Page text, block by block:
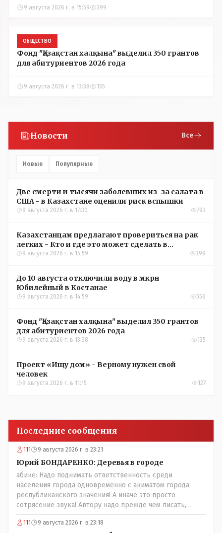
9 августа 2026 г. в 15:59 399
ОБЩЕСТВО
Фонд "Қазақстан халқына" выделил 350 грантов
для абитуриентов 2026 года
9 августа 2026 г. в 13:38 135
Новости Все
Новые Популярные
Две смерти и тысячи заболевших из-за салата в
США - в Казахстане оценили риск вспышки
9 августа 2026 г. в 17:30 793
Казахстанцам предлагают провериться на рак
легких - Кто и где это может сделать в
Костанайской области
9 августа 2026 г. в 15:59 399
До 10 августа отключили воду в мкрн
Юбилейный в Костанае
9 августа 2026 г. в 14:59 556
Фонд "Қазақстан халқына" выделил 350 грантов
для абитуриентов 2026 года
9 августа 2026 г. в 13:38 135
Проект «Ищу дом» - Верному нужен свой
человек
9 августа 2026 г. в 11:15 127
Последние сообщения
111 9 августа 2026 г. в 23:21
Юрий БОНДАРЕНКО: Деревья в городе
абике: Надо поднимать ответственность среди
населения города одновременно с акиматом города
республиканского значения! А иначе это просто
сотрясение звука! Автору надо прежде чем писать,
необходимо самому обратиться в ЖКХ акимата и
разобраться прежде чем своей статьей провоцировать
111 9 августа 2026 г. в 23:18